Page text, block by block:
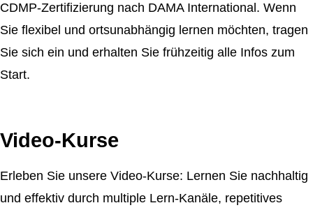
CDMP-Zertifizierung nach DAMA International. Wenn
Sie flexibel und ortsunabhängig lernen möchten, tragen
Sie sich ein und erhalten Sie frühzeitig alle Infos zum
Start.
Video-Kurse
Erleben Sie unsere Video-Kurse: Lernen Sie nachhaltig
und effektiv durch multiple Lern-Kanäle, repetitives